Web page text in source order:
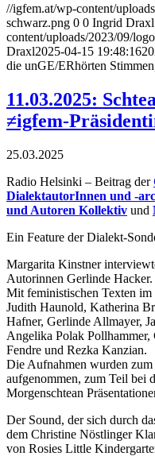
//igfem.at/wp-content/
schwarz.png 0 0 Ingrid Draxl
content/uploads/2023/09/
Draxl2025-04-15 19:48:16
die unGE/ERhörten
11.03.2025:
≠igfem-
25.03.2025
Radio Helsinki – Beitrag der
DialektautorInnen und -
und Autoren Kollektiv und
Ein Feature der Dialekt-
Margarita Kinstner
Autorinnen Gerlinde Hacker.
Mit feministischen Texten
Judith Haunold, Katherina
Hafner, Gerlinde Allmayer,
Angelika Polak
Fendre und Rezka Kanzian.
Die Aufnahmen wurden zum
aufgenommen, zum Teil bei
Morgenschtean
Der Sound, der sich durch
dem Christine Nöstlinger
von Rosies Little